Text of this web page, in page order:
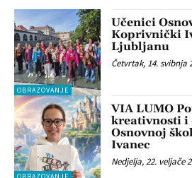
OBRAZOVANJE
Učenici
Koprivnički
Ljubljanu
Četvrtak, 14. svibnja
VIA LUMO
kreativnosti i
Osnovnoj
Ivanec
Nedjelja, 22. veljače